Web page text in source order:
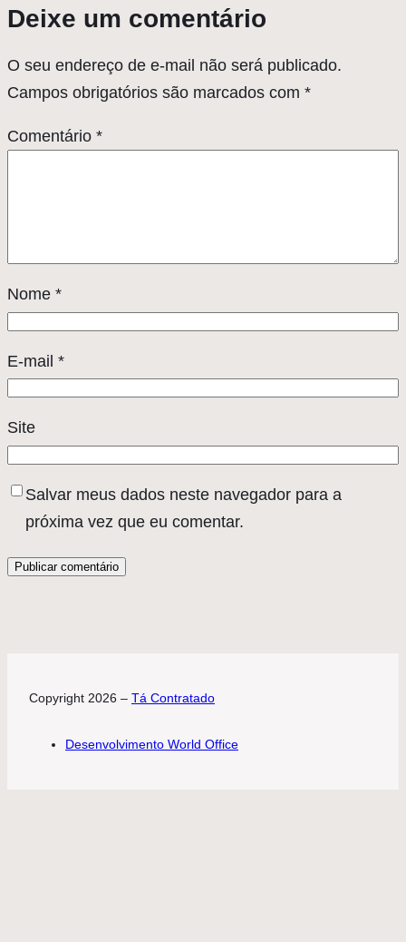
Deixe um comentário
O seu endereço de e-mail não será publicado.
Campos obrigatórios são marcados com *
Comentário *
Nome *
E-mail *
Site
Salvar meus dados neste navegador para a
próxima vez que eu comentar.
Copyright 2026 – Tá Contratado
Desenvolvimento World Office